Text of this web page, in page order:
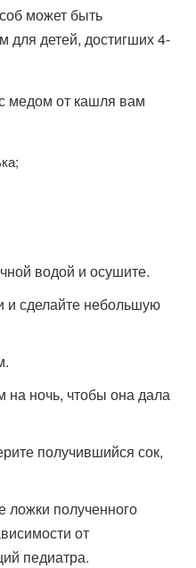
может быть
детей, достигших 4-
медом от кашля вам
водой и осушите.
и сделайте небольшую
на ночь, чтобы она дала
получившийся сок,
ложки полученного
от
педиатра.